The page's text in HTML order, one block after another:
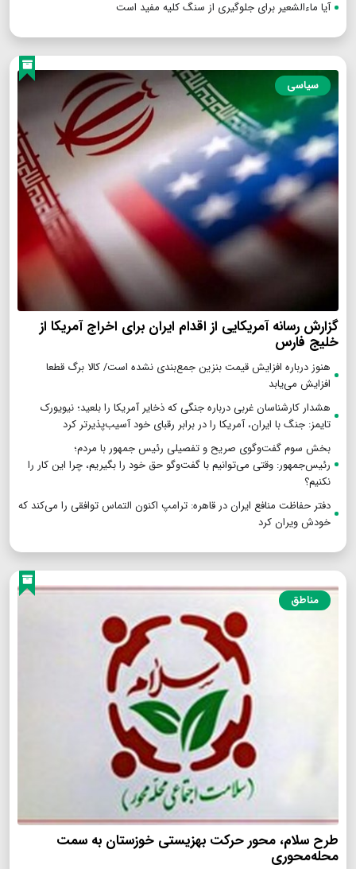
آیا ماءالشعیر برای جلوگیری از سنگ کلیه مفید است
سیاسی
گزارش رسانه آمریکایی از اقدام ایران برای اخراج آمریکا از
خلیج فارس
هنوز درباره افزایش قیمت بنزین جمع‌بندی نشده است/ کالا برگ قطعا
افزایش می‌یابد
هشدار کارشناسان غربی درباره جنگی که ذخایر آمریکا را بلعید؛ نیویورک
تایمز: جنگ با ایران، آمریکا را در برابر رقبای خود آسیب‌پذیرتر کرد
بخش سوم گفت‌وگوی صریح و تفصیلی رئیس جمهور با مردم؛
رئیس‌جمهور: وقتی می‌توانیم با گفت‌وگو حق خود را بگیریم، چرا این کار را
نکنیم؟
دفتر حفاظت منافع ایران در قاهره: ترامپ اکنون التماس توافقی را می‌کند که
خودش ویران کرد
مناطق
طرح سلام، محور حرکت بهزیستی خوزستان به سمت
محله‌محوری